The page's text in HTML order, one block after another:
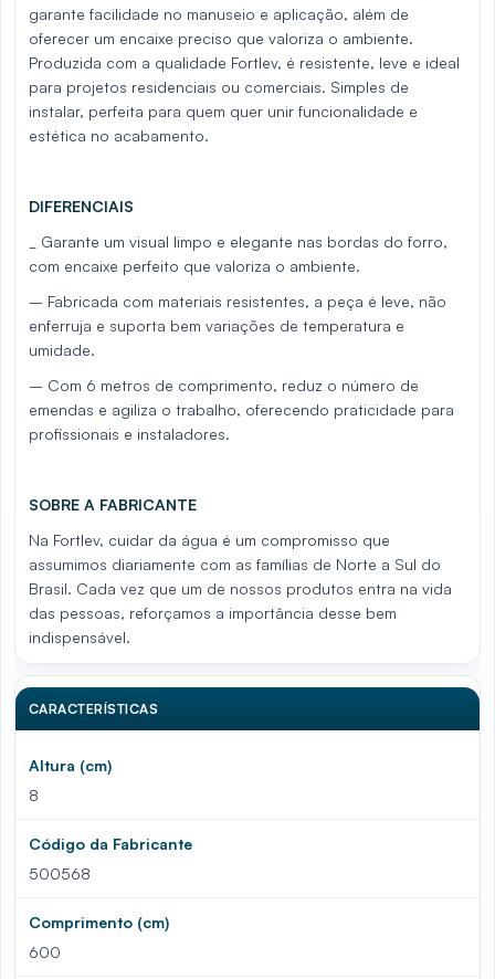
garante facilidade no manuseio e aplicação, além de
oferecer um encaixe preciso que valoriza o ambiente.
Produzida com a qualidade Fortlev, é resistente, leve e ideal
para projetos residenciais ou comerciais. Simples de
instalar, perfeita para quem quer unir funcionalidade e
estética no acabamento.
DIFERENCIAIS
_ Garante um visual limpo e elegante nas bordas do forro,
com encaixe perfeito que valoriza o ambiente.
– Fabricada com materiais resistentes, a peça é leve, não
enferruja e suporta bem variações de temperatura e
umidade.
– Com 6 metros de comprimento, reduz o número de
emendas e agiliza o trabalho, oferecendo praticidade para
profissionais e instaladores.
SOBRE A FABRICANTE
Na Fortlev, cuidar da água é um compromisso que
assumimos diariamente com as famílias de Norte a Sul do
Brasil. Cada vez que um de nossos produtos entra na vida
das pessoas, reforçamos a importância desse bem
indispensável.
CARACTERÍSTICAS
Altura (cm)
8
Código da Fabricante
500568
Comprimento (cm)
600